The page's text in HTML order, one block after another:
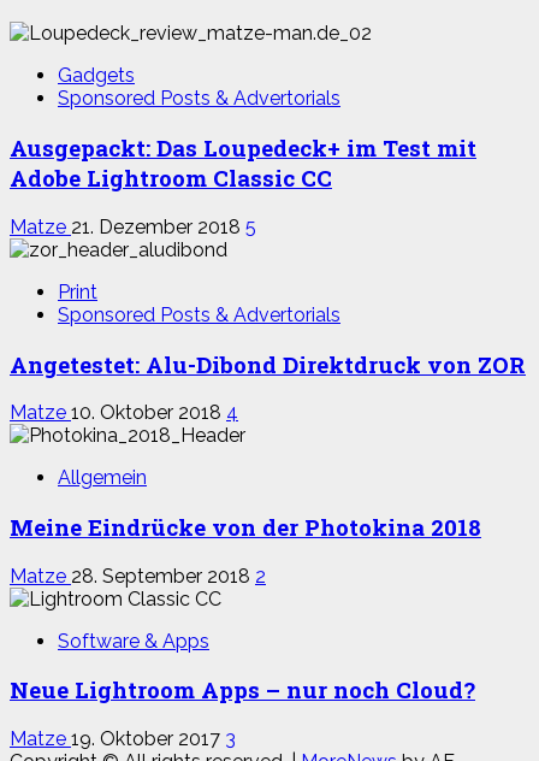
Gadgets
Sponsored Posts & Advertorials
Ausgepackt: Das Loupedeck+ im Test mit
Adobe Lightroom Classic CC
Matze 21. Dezember 2018 5
Print
Sponsored Posts & Advertorials
Angetestet: Alu-Dibond Direktdruck von ZOR
Matze 10. Oktober 2018 4
Allgemein
Meine Eindrücke von der Photokina 2018
Matze 28. September 2018 2
Software & Apps
Neue Lightroom Apps – nur noch Cloud?
Matze 19. Oktober 2017 3